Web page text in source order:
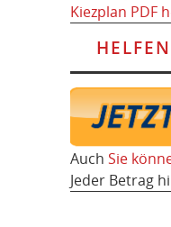
Kiezplan PDF
Auch Sie
Jeder Betrag